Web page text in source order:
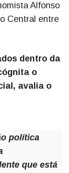
Alfonso
Central entre
dentro da
o
avalia o
política
que está